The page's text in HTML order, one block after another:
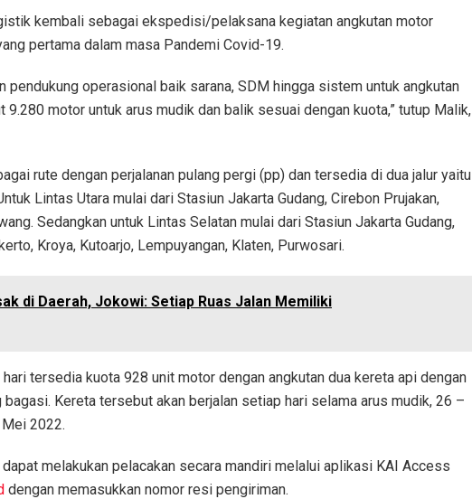
kembali sebagai ekspedisi/pelaksana kegiatan angkutan motor
pertama dalam masa Pandemi Covid-19.
pendukung operasional baik sarana, SDM hingga sistem untuk angkutan
motor untuk arus mudik dan balik sesuai dengan kuota,” tutup Malik,
rute dengan perjalanan pulang pergi (pp) dan tersedia di dua jalur yaitu
Lintas Utara mulai dari Stasiun Jakarta Gudang, Cirebon Prujakan,
Sedangkan untuk Lintas Selatan mulai dari Stasiun Jakarta Gudang,
Kroya, Kutoarjo, Lempuyangan, Klaten, Purwosari.
di Daerah, Jokowi: Setiap Ruas Jalan Memiliki
tersedia kuota 928 unit motor dengan angkutan dua kereta api dengan
Kereta tersebut akan berjalan setiap hari selama arus mudik, 26 –
2022.
melakukan pelacakan secara mandiri melalui aplikasi KAI Access
dengan memasukkan nomor resi pengiriman.